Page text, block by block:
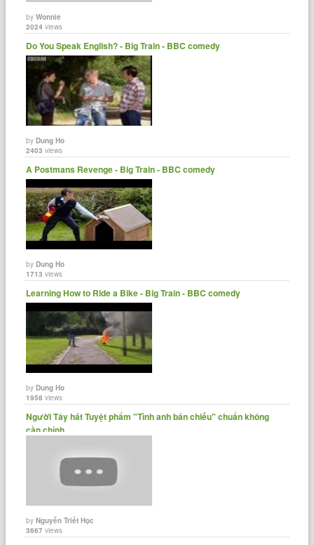
byWonnie
2024 views
Do You Speak English? - Big Train - BBC comedy
byDung Ho
2403 views
A Postmans Revenge - Big Train - BBC comedy
byDung Ho
1713 views
Learning How to Ride a Bike - Big Train - BBC comedy
byDung Ho
1958 views
Người Tây hát Tuyệt phẩm "Tình anh bán chiếu" chuẩn không
cần chỉnh
byNguyễn Triết Học
3667 views